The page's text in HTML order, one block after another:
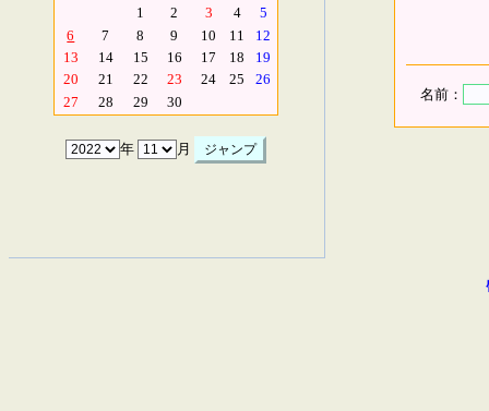
1
2 3 4
5
6
7 8 9 10 11
12
13
14 15 16 17 18
19
20
21 22 23 24 25
26
27
28 29 30
年 月
名前：